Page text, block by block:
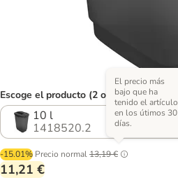
Escoge el producto (2 opciones)
10 l
1418520.2
-15.01% Precio normal13,19 €
El precio más
bajo que ha
tenido el artículo
en los útimos 30
días.
11,21 €